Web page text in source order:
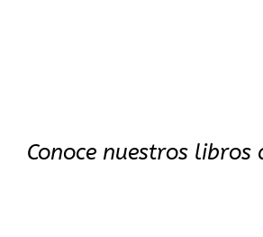
Conoce nuestros libros